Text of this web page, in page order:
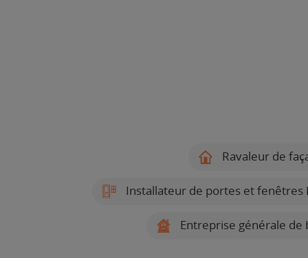
Ravaleur de
Installateur de portes et fenêtres
Entreprise générale de